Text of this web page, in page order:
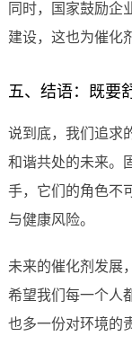
同时，国家鼓励企
建设，这也为催化
五、结语：既要
说到底，我们追求
和谐共处的未来。
手，它们的角色不
与健康风险。
未来的催化剂发展
希望我们每一个人
也多一份对环境的